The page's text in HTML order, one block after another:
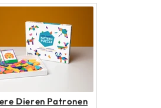
Dieren Patronen